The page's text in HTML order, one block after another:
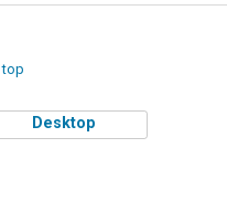
top
Desktop